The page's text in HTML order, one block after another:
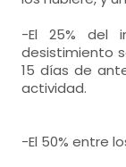
-El 25% del
desistimiento
15 días de
actividad.
-El 50% entre